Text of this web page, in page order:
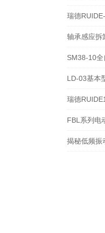
SM38-10
揭秘低频振